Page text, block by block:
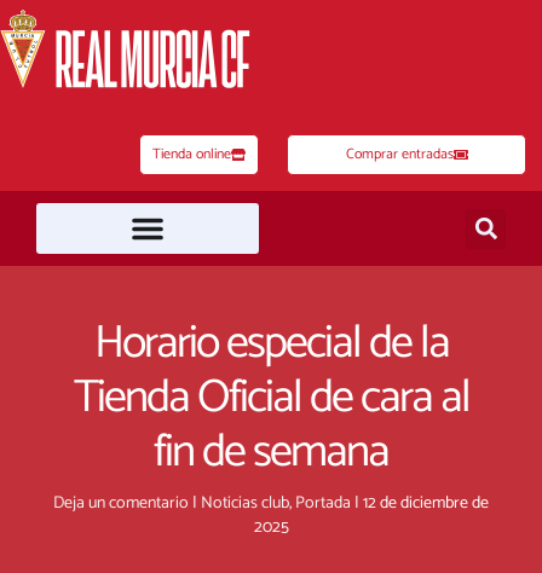
al
contenido
Tienda online Comprar entradas
Horario especial de la
Tienda Oficial de cara al
fin de semana
Deja un comentario | Noticias club,Portada |12 de diciembre de
2025